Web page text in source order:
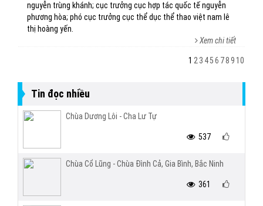
nguyễn trùng khánh; cục trưởng cục hợp tác quốc tế nguyễn
phương hòa; phó cục trưởng cục thể dục thể thao việt nam lê
thị hoàng yến.
Xem chi tiết
1 2 3 456 789 10
Tin đọc nhiều
Chùa Dương Lôi - Cha Lư Tự
537
Chùa Cổ Lũng - Chùa Đình Cả, Gia Bình, Bắc Ninh
361